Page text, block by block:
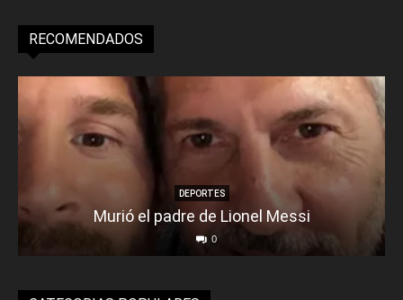
RECOMENDADOS
DEPORTES
Murió el padre de Lionel Messi
0